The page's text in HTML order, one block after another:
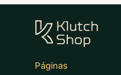
Páginas